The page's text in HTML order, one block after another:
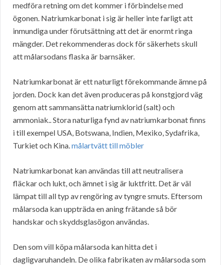
medföra retning om det kommer i förbindelse med
ögonen. Natriumkarbonat i sig är heller inte farligt att
inmundiga under förutsättning att det är enormt ringa
mängder. Det rekommenderas dock för säkerhets skull
att målarsodans flaska är barnsäker.
Natriumkarbonat är ett naturligt förekommande ämne på
jorden. Dock kan det även produceras på konstgjord väg
genom att sammansätta natriumklorid (salt) och
ammoniak.. Stora naturliga fynd av natriumkarbonat finns
i till exempel USA, Botswana, Indien, Mexiko, Sydafrika,
Turkiet och Kina.målartvätt till möbler
Natriumkarbonat kan användas till att neutralisera
fläckar och lukt, och ämnet i sig är luktfritt. Det är väl
lämpat till all typ av rengöring av tyngre smuts. Eftersom
målarsoda kan uppträda en aning frätande så bör
handskar och skyddsglasögon användas.
Den som vill köpa målarsoda kan hitta det i
dagligvaruhandeln. De olika fabrikaten av målarsoda som